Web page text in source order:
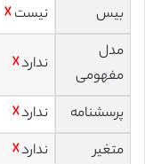
بیس نیست☓
مدل
مفهومی
ندارد☓
پرسشنامه ندارد☓
متغیر
ندارد☓